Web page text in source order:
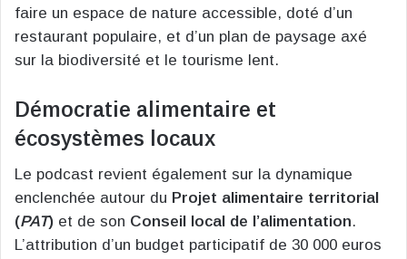
faire un espace de nature accessible, doté d’un
restaurant populaire, et d’un plan de paysage axé
sur la biodiversité et le tourisme lent.
Démocratie alimentaire et
écosystèmes locaux
Le podcast revient également sur la dynamique
enclenchée autour du Projet alimentaire territorial
(PAT) et de son Conseil local de l’alimentation.
L’attribution d’un budget participatif de 30 000 euros